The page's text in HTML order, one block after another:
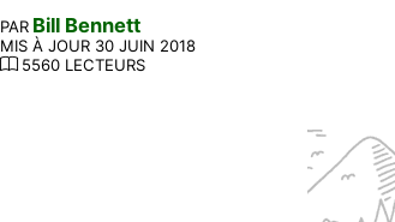
PAR Bill Bennett
MIS À JOUR 30 JUIN 2018
5560 LECTEURS